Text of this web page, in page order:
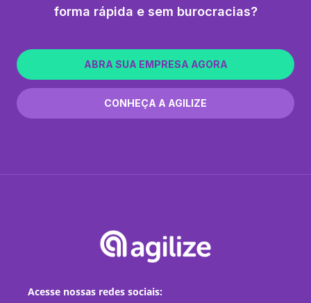
forma rápida e sem burocracias?
ABRA SUA EMPRESA AGORA
CONHEÇA A AGILIZE
Acesse nossas redes sociais: